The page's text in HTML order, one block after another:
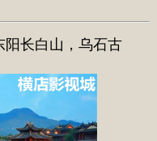
阳长白山，乌石古